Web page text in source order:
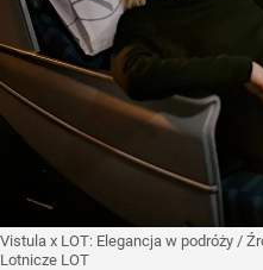
Vistula x LOT: Elegancja w podróży /
Lotnicze LOT